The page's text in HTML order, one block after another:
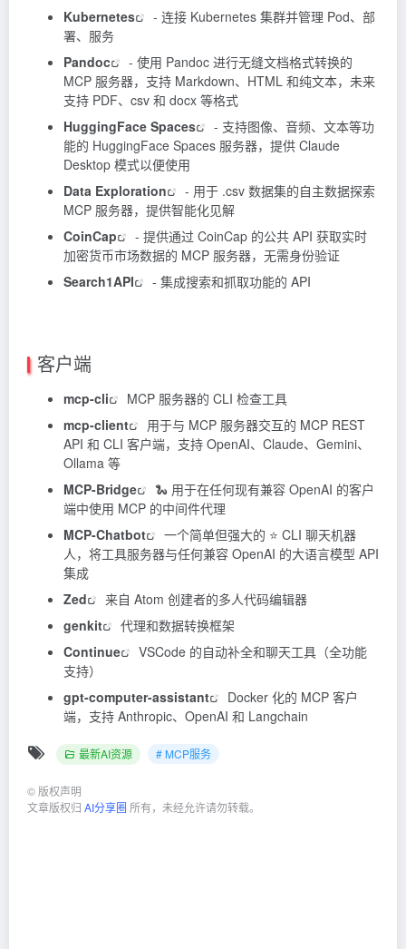
Kubernetes
- 连接 Kubernetes 集群并管理 Pod、部
署、服务
Pandoc
- 使用 Pandoc 进行无缝文档格式转换的
MCP 服务器，支持 Markdown、HTML 和纯文本，未来
支持 PDF、csv 和 docx 等格式
HuggingFace Spaces
- 支持图像、音频、文本等功
能的 HuggingFace Spaces 服务器，提供 Claude
Desktop 模式以便使用
Data Exploration
- 用于 .csv 数据集的自主数据探索
MCP 服务器，提供智能化见解
CoinCap
- 提供通过 CoinCap 的公共 API 获取实时
加密货币市场数据的 MCP 服务器，无需身份验证
Search1API
- 集成搜索和抓取功能的 API
客户端
mcp-cli
MCP 服务器的 CLI 检查工具
mcp-client
用于与 MCP 服务器交互的 MCP REST
API 和 CLI 客户端，支持 OpenAI、Claude、Gemini、
Ollama 等
MCP-Bridge
🐍 用于在任何现有兼容 OpenAI 的客户
端中使用 MCP 的中间件代理
MCP-Chatbot
一个简单但强大的 ⭐ CLI 聊天机器
人，将工具服务器与任何兼容 OpenAI 的大语言模型 API
集成
Zed
来自 Atom 创建者的多人代码编辑器
genkit
代理和数据转换框架
Continue
VSCode 的自动补全和聊天工具（全功能
支持）
gpt-computer-assistant
Docker 化的 MCP 客户
端，支持 Anthropic、OpenAI 和 Langchain
最新AI资源 # MCP服务
© 版权声明
文章版权归 AI分享圈 所有，未经允许请勿转载。